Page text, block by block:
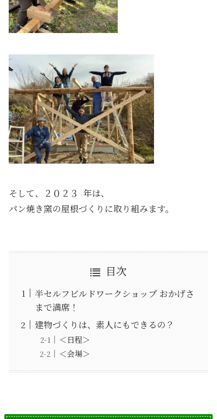
そして、２０２３ 年は、
パン焼き窯の屋根づくりに取り組みます。
目次
半セルフビルドワークショップ おかげさ
まで満席！
建物づくりは、素人にもできるの？
＜日程＞
＜会場＞